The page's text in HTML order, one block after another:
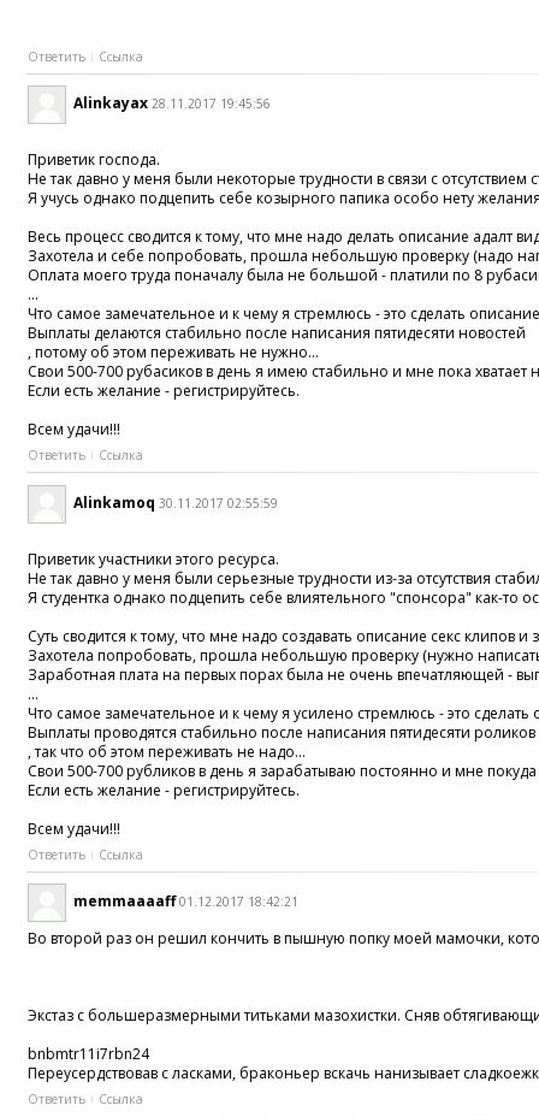
Ответить Ссылка
Alinkayax 28.11.2017 19:45:56
Приветик господа.
Не так давно у меня были некоторые трудности в связи с отсутствием
Я учусь однако подцепить себе козырного папика особо нету
Весь процесс сводится к тому, что мне надо делать описание
Захотела и себе попробовать, прошла небольшую проверку (надо
Оплата моего труда поначалу была не большой - платили по 8
...
Что самое замечательное и к чему я стремлюсь - это сделать
Выплаты делаются стабильно после написания пятидесяти новостей
, потому об этом переживать не нужно...
Свои 500-700 рубасиков в день я имею стабильно и мне пока хватает
Если есть желание - регистрируйтесь.
Всем удачи!!!
Ответить Ссылка
Alinkamoq 30.11.2017 02:55:59
Приветик участники этого ресурса.
Не так давно у меня были серьезные трудности из-за отсутствия
Я студентка однако подцепить себе влиятельного "спонсора" как-
Суть сводится к тому, что мне надо создавать описание секс
Захотела попробовать, прошла небольшую проверку (нужно
Заработная плата на первых порах была не очень впечатляющей -
...
Что самое замечательное и к чему я усилено стремлюсь - это
Выплаты проводятся стабильно после написания пятидесяти роликов
, так что об этом переживать не надо...
Свои 500-700 рубликов в день я зарабатываю постоянно и мне покуда
Если есть желание - регистрируйтесь.
Всем удачи!!!
Ответить Ссылка
memmaaaaff 01.12.2017 18:42:21
Во второй раз он решил кончить в пышную попку моей мамочки,
Экстаз с большеразмерными титьками мазохистки. Сняв
bnbmtr11i7rbn24
Переусердствовав с ласками, браконьер вскачь нанизывает
Ответить Ссылка